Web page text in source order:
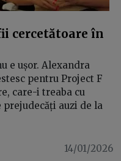
cercetătoare în
e ușor. Alexandra
pentru Project F
care-i treaba cu
auzi de la
14/01/2026